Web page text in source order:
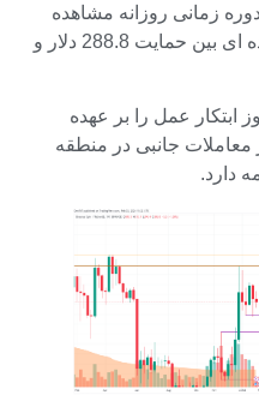
زمانی روزانه مشاهده
شود. قیمت در میانه کانال گسترده ای بین حمایت 288.8 دلار و
ابتکار عمل را بر عهده
معاملات جانبی در منطقه